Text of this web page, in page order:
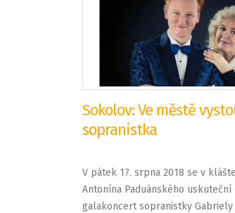
Sokolov: Ve městě
sopranistka
V pátek 17. srpna 2018 se v
Antonína Paduánského uskuteční
galakoncert sopranistky